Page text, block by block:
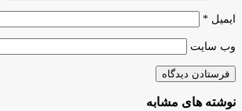
ایمیل *
وب‌ سایت
نوشته های مشابه